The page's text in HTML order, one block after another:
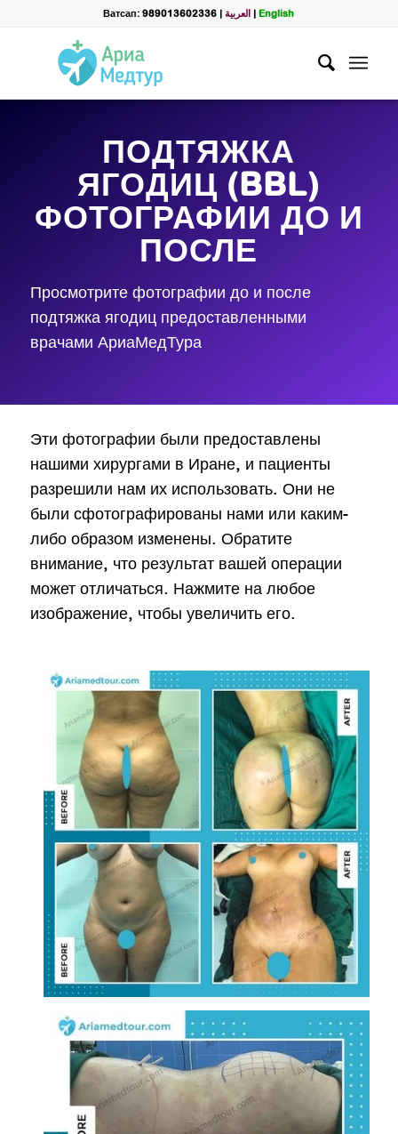
Ватсап: 989013602336 |العربية |English
ПОДТЯЖКА
ЯГОДИЦ (BBL)
ФОТОГРАФИИ ДО И
ПОСЛЕ
Просмотрите фотографии до и после
подтяжка ягодиц предоставленными
врачами АриаМедТура
Эти фотографии были предоставлены
нашими хирургами в Иране, и пациенты
разрешили нам их использовать. Они не
были сфотографированы нами или каким-
либо образом изменены. Обратите
внимание, что результат вашей операции
может отличаться. Нажмите на любое
изображение, чтобы увеличить его.